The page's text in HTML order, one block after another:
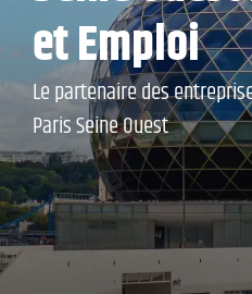
et Emploi
Le partenaire des
Paris Seine Ouest